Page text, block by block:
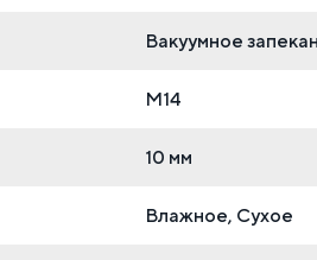
Вакуумное
М14
10 мм
Влажное, Сухое